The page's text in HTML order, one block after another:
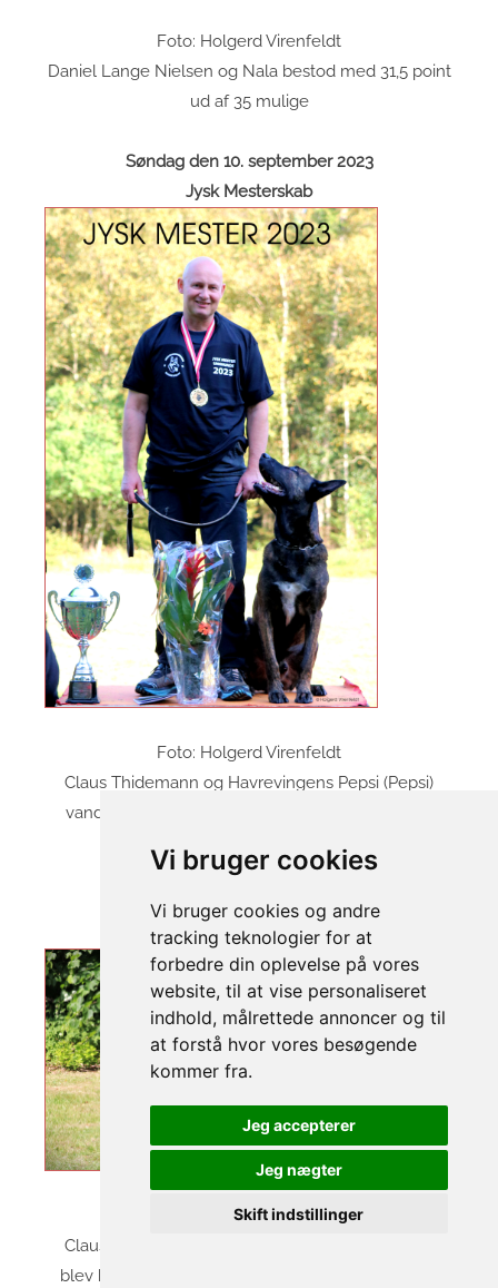
Vi bruger cookies
Vi bruger cookies og andre
tracking teknologier for at
forbedre din oplevelse på vores
website, til at vise personaliseret
indhold, målrettede annoncer og til
at forstå hvor vores besøgende
kommer fra.
Jeg accepterer
Jeg nægter
Skift indstillinger
Foto: Holgerd Virenfeldt
Daniel Lange Nielsen og Nala bestod med 31,5 point
ud af 35 mulige
Søndag den 10. september 2023
Jysk Mesterskab
Foto: Holgerd Virenfeldt
Claus Thidemann og Havrevingens Pepsi (Pepsi)
vandt Jysk Mesterskab for unghunde med 170,8
Søndag den 18. juni 2023
Kåring
Foto: Holgerd Virenfeldt
Claus Thidemann og Havrevingens Pepsi (Pepsi)
blev kåret med 100,3 point ud af 110 mulige point.